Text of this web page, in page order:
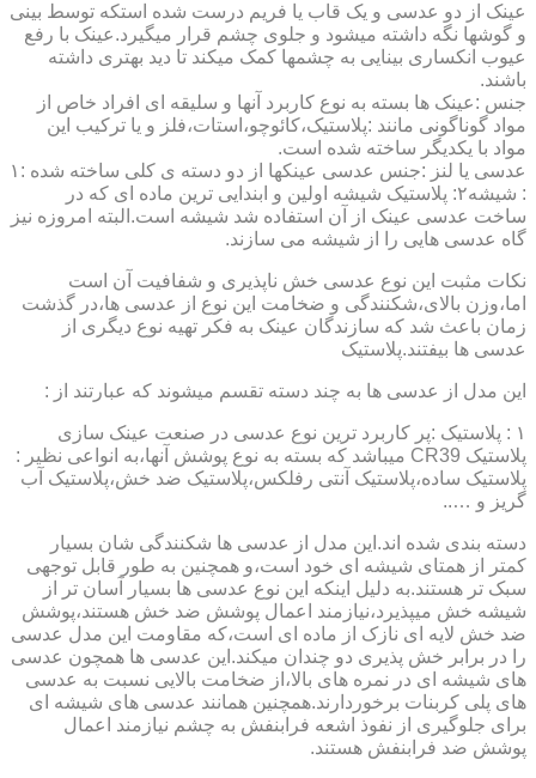
عینک از دو عدسی و یک قاب یا فریم درست شده استکه توسط بینی
و گوشها نگه داشته میشود و جلوی چشم قرار میگیرد.عینک با رفع
عیوب انکساری بینایی به چشمها کمک میکند تا دید بهتری داشته
باشند.
جنس :عینک ها بسته به نوع کاربرد آنها و سلیقه ای افراد خاص از
مواد گوناگونی مانند :پلاستیک،کائوچو،استات،فلز و یا ترکیب این
مواد با یکدیگر ساخته شده است.
عدسی یا لنز :جنس عدسی عینکها از دو دسته ی کلی ساخته شده :۱
: شیشه۲: پلاستیک شیشه اولین و ابندایی ترین ماده ای که در
ساخت عدسی عینک از آن استفاده شد شیشه است.البته امروزه نیز
گاه عدسی هایی را از شیشه می سازند.
نکات مثبت این نوع عدسی خش ناپذیری و شفافیت آن است
اما،وزن بالای،شکنندگی و ضخامت این نوع از عدسی ها،در گذشت
زمان باعث شد که سازندگان عینک به فکر تهیه نوع دیگری از
عدسی ها بیفتند.پلاستیک
این مدل از عدسی ها به چند دسته تقسم میشوند که عبارتند از :
۱ : پلاستیک :پر کاربرد ترین نوع عدسی در صنعت عینک سازی
پلاستیک CR39 میباشد که بسته به نوع پوشش آنها،به انواعی نظیر :
پلاستیک ساده،پلاستیک آنتی رفلکس،پلاستیک ضد خش،پلاستیک آب
گریز و …..
دسته بندی شده اند.این مدل از عدسی ها شکنندگی شان بسیار
کمتر از همتای شیشه ای خود است،و همچنین به طور قابل توجهی
سبک تر هستند.به دلیل اینکه این نوع عدسی ها بسیار آسان تر از
شیشه خش میپذیرد،نیازمند اعمال پوشش ضد خش هستند،پوشش
ضد خش لایه ای نازک از ماده ای است،که مقاومت این مدل عدسی
را در برابر خش پذیری دو چندان میکند.این عدسی ها همچون عدسی
های شیشه ای در نمره های بالا،از ضخامت بالایی نسبت به عدسی
های پلی کربنات برخوردارند.همچنین همانند عدسی های شیشه ای
برای جلوگیری از نفوذ اشعه فرابنفش به چشم نیازمند اعمال
پوشش ضد فرابنفش هستند.